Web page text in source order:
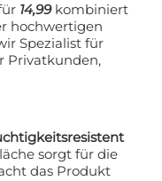
14,99kombiniert
hochwertigen
Spezialist für
Privatkunden,
sorgt für die
das Produkt